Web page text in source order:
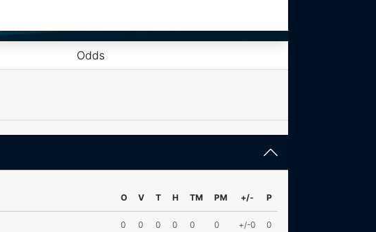
Odds
O V T H TM PM +/- P
0 0 0 0 0 0 +/-0 0